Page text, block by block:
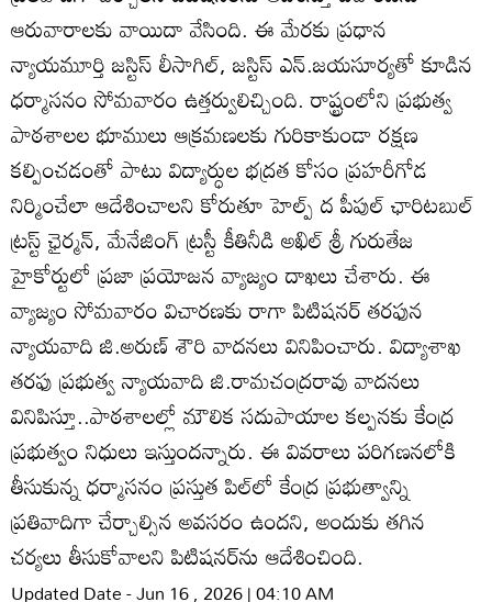
ఆరువారాలకు వాయిదా వేసింది. ఈ మేరకు ప్రధాన
న్యాయమూర్తి జస్టిస్‌ లీసాగిల్‌, జస్టిస్‌ ఎన్‌.జయసూర్యతో కూడిన
ధర్మాసనం సోమవారం ఉత్తర్వులిచ్చింది. రాష్ట్రంలోని ప్రభుత్వ
పాఠశాలల భూములు ఆక్రమణలకు గురికాకుండా రక్షణ
కల్పించడంతో పాటు విద్యార్ధుల భద్రత కోసం ప్రహరీగోడ
నిర్మించేలా ఆదేశించాలని కోరుతూ హెల్ప్‌ ద పీపుల్‌ ఛారిటబుల్‌
ట్రస్ట్‌ ఛైర్మన్‌, మేనేజింగ్‌ ట్రస్టీ కీతినీడి అఖిల్‌ శ్రీ గురుతేజ
హైకోర్టులో ప్రజా ప్రయోజన వ్యాజ్యం దాఖలు చేశారు. ఈ
వ్యాజ్యం సోమవారం విచారణకు రాగా పిటిషనర్‌ తరఫున
న్యాయవాది జి.అరుణ్‌ శౌరి వాదనలు వినిపించారు. విద్యాశాఖ
తరఫు ప్రభుత్వ న్యాయవాది జి.రామచంద్రరావు వాదనలు
వినిపిస్తూ..పాఠశాలల్లో మౌలిక సదుపాయాల కల్పనకు కేంద్ర
ప్రభుత్వం నిధులు ఇస్తుందన్నారు. ఈ వివరాలు పరిగణనలోకి
తీసుకున్న ధర్మాసనం ప్రస్తుత పిల్‌లో కేంద్ర ప్రభుత్వాన్ని
ప్రతివాదిగా చేర్చాల్సిన అవసరం ఉందని, అందుకు తగిన
చర్యలు తీసుకోవాలని పిటిషనర్‌ను ఆదేశించింది.
Updated Date - Jun 16 , 2026 | 04:10 AM